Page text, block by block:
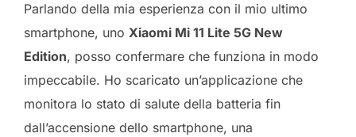
Parlando della mia esperienza con il mio ultimo
smartphone, uno Xiaomi Mi 11 Lite 5G New
Edition, posso confermare che funziona in modo
impeccabile. Ho scaricato un’applicazione che
monitora lo stato di salute della batteria fin
dall’accensione dello smartphone, una